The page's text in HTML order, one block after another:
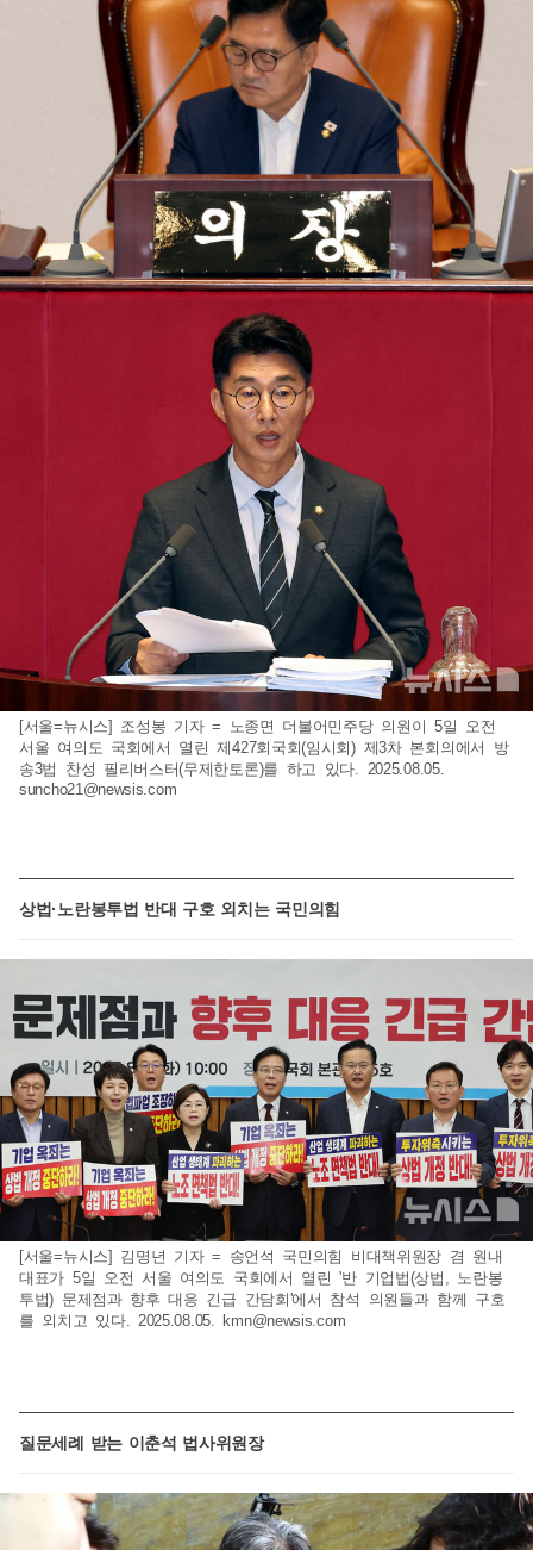
[서울=뉴시스] 조성봉 기자 = 노종면 더불어민주당 의원이 5일 오전
서울 여의도 국회에서 열린 제427회국회(임시회) 제3차 본회의에서 방
송3법 찬성 필리버스터(무제한토론)를 하고 있다. 2025.08.05.
suncho21@newsis.com
상법·노란봉투법 반대 구호 외치는 국민의힘
[서울=뉴시스] 김명년 기자 = 송언석 국민의힘 비대책위원장 겸 원내
대표가 5일 오전 서울 여의도 국회에서 열린 '반 기업법(상법, 노란봉
투법) 문제점과 향후 대응 긴급 간담회'에서 참석 의원들과 함께 구호
를 외치고 있다. 2025.08.05.
kmn@newsis.com
질문세례 받는 이춘석 법사위원장